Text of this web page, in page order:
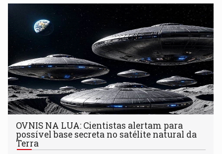
OVNIS NA LUA: Cientistas alertam para
possível base secreta no satélite natural da
Terra